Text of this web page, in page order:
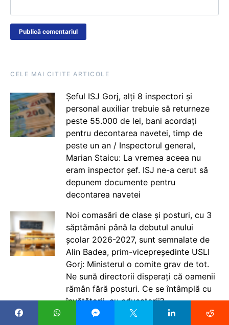
CELE MAI CITITE ARTICOLE
Șeful ISJ Gorj, alți 8 inspectori și
personal auxiliar trebuie să returneze
peste 55.000 de lei, bani acordați
pentru decontarea navetei, timp de
peste un an / Inspectorul general,
Marian Staicu: La vremea aceea nu
eram inspector șef. ISJ ne-a cerut să
depunem documente pentru
decontarea navetei
Noi comasări de clase și posturi, cu 3
săptămâni până la debutul anului
școlar 2026-2027, sunt semnalate de
Alin Badea, prim-vicepreședinte USLI
Gorj: Ministerul o comite grav de tot.
Ne sună directorii disperați că oamenii
rămân fără posturi. Ce se întâmplă cu
învățătorii, cu educatorii?